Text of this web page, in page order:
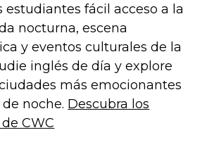
estudiantes fácil acceso a la
nocturna, escena
y eventos culturales de la
inglés de día y explore
más emocionantes
noche. Descubra los
CWC